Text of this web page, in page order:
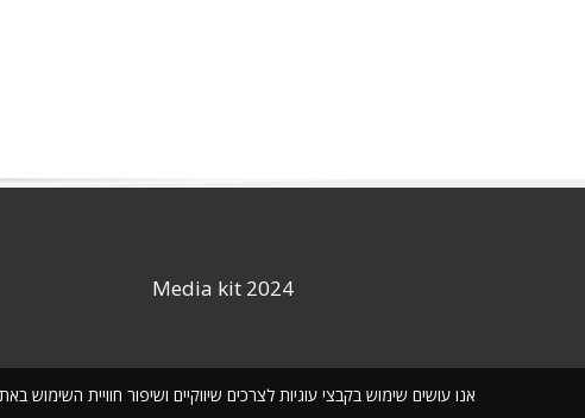
אנו עושים שימוש בקבצי עוגיות לצרכים שיווקיים ושיפור חוויית
Media kit 2024